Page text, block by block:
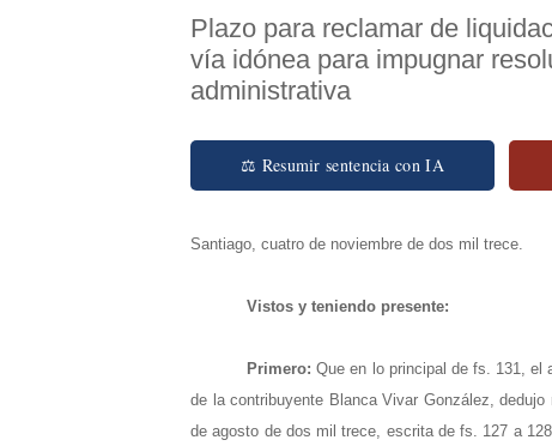
Plazo para reclamar de
vía idónea para impugnar
administrativa
⚖ Resumir sentencia con IA
Santiago, cuatro de noviembre de dos mil trece.
Vistos y teniendo presente:
Primero: Que en lo principal de fs. 131, el
de la contribuyente Blanca Vivar González,
de agosto de dos mil trece, escrita de fs. 127 a